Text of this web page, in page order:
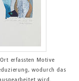
erfassten Motive
wodurch das
wird.